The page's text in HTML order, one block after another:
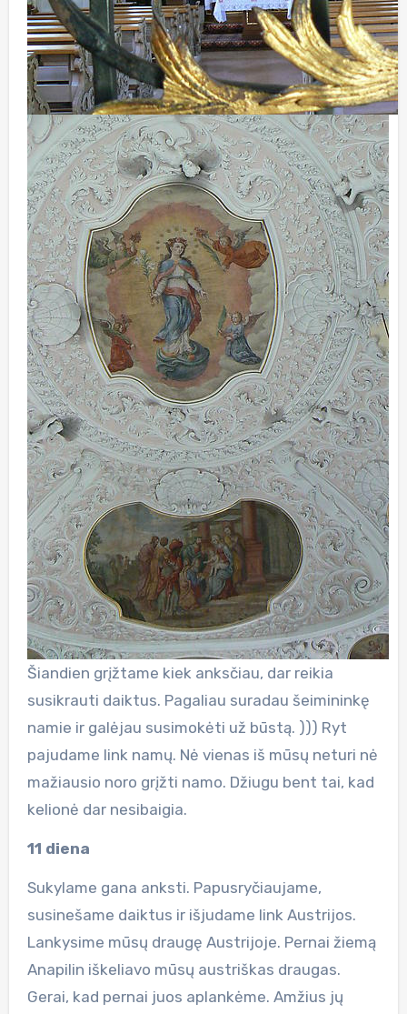
Šiandien grįžtame kiek anksčiau, dar reikia
susikrauti daiktus. Pagaliau suradau šeimininkę
namie ir galėjau susimokėti už būstą. ))) Ryt
pajudame link namų. Nė vienas iš mūsų neturi nė
mažiausio noro grįžti namo. Džiugu bent tai, kad
kelionė dar nesibaigia.
11 diena
Sukylame gana anksti. Papusryčiaujame,
susinešame daiktus ir išjudame link Austrijos.
Lankysime mūsų draugę Austrijoje. Pernai žiemą
Anapilin iškeliavo mūsų austriškas draugas.
Gerai, kad pernai juos aplankėme. Amžius jų